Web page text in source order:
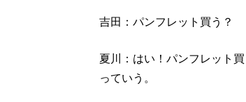
吉田：パンフレット買う？
夏川：はい！パンフレット
っていう。